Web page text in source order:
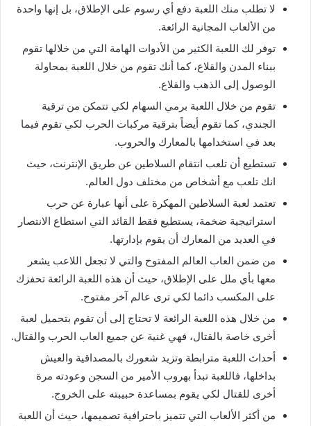
لا تطلب منك اللعبة دفع أي رسوم على الإطلاق، بل إنها واحدة
من الألعاب المجانية الرائعة.
توفر لك اللعبة الكثير من الأدوات الهامة التي من خلالها تقوم
ببناء المدن والقلاع، كما أنك تقوم من خلال اللعبة بمحاولة
الوصول إلى الذهب والقلاع.
تقوم من خلال اللعبة برمي السهام لكي تتمكن من ترقية
الجندي، كما تقوم أيضاً بترقية مركبات الحرب لكي تقوم فيما
بعد في استخدامها بالمعارك والحروب.
تستطيع أن تلعب انتقام السلاطين عن طريق الإنترنت، حيث
انك تلعب مع أشخاص من مختلف دول العالم.
تعتمد لعبة السلاطين المهكرة على أنها عبارة عن حرب
استراتيجية ضخمة، يستطيع فقط القائد التي استطاع الانتصار
في العديد من المعارك أن يقوم بإدارتها.
من ضمن العاب العالم المفتوح والتي لا تجعل اللاعب يشعر
معها بأي ملل على الإطلاق، حيث أن هذه اللعبة الرائعة تحفزك
على المكسب دائما لكي ترى عالم آخر مفتوح.
من خلال هذه اللعبة الرائعة لا تحتاج إلى أن تقوم بتحميل لعبة
أخرى خاصة بالقتال، فهي غنية عن جميع العاب الحرب والقتال.
أحداث اللعبة مترابطة وتزيد شعورك بالمصداقية والعيش
بداخلها، فاللعبة تبدأ بهروب الأمير من السجن وعودته مرة
أخرى للقتال لكي يقوم بمساعدة حبيبته على الخروج.
من أكثر الألعاب التي تتميز باحترافية تصميمها، حيث أن اللعبة